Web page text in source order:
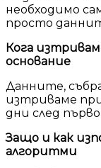
необходимо
просто
Кога
основание
Данните,
изтриваме
дни след
Защо и как
алгоритми